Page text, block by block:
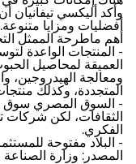
وأكد أليكسي تيفانيان
أفضليات ومزايا متنوعة.
أهم ماطرحة الممثل
- المنتجات الواعدة
العميقة لمحاصيل
ومعالجة الهيدروجين،
المتجددة، وكذلك
- السوق المصري سوق
الثقافات، لكن شركات
الفكري.
- البلاد مفتوحة
المصدر: وزارة الصناعة